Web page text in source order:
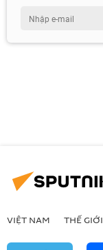
VIỆT NAM THẾ GIỚI